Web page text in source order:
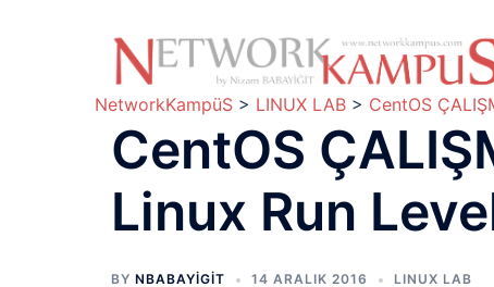
NetworkKampüS > LINUX LAB > CentOS
CentOS
Linux Run
BY NBABAYIGIT 14 ARALIK 2016 LINUX LAB